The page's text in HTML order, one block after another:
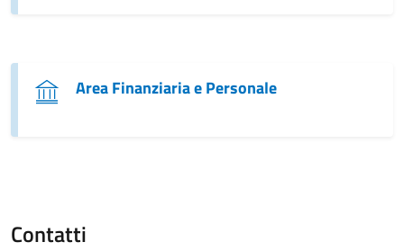
Area Finanziaria e Personale
Contatti